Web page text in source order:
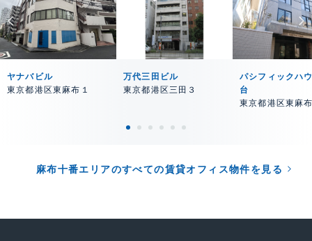
ヤナバビル
東京都港区東麻布１
万代三田ビル
東京都港区三田３
パシフィックハ
台
東京都港区東麻
麻布十番エリアのすべての賃貸オフィス物件を見る